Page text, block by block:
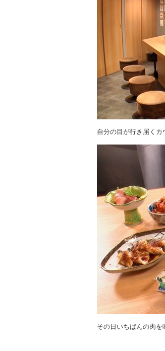
自分の目が行き届く
その日いちばんの肉を